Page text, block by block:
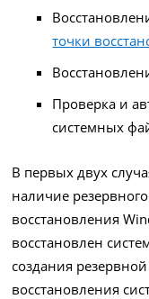
точки
Проверка и
системных
В первых двух
наличие
восстановления
восстановлен
создания
восстановления